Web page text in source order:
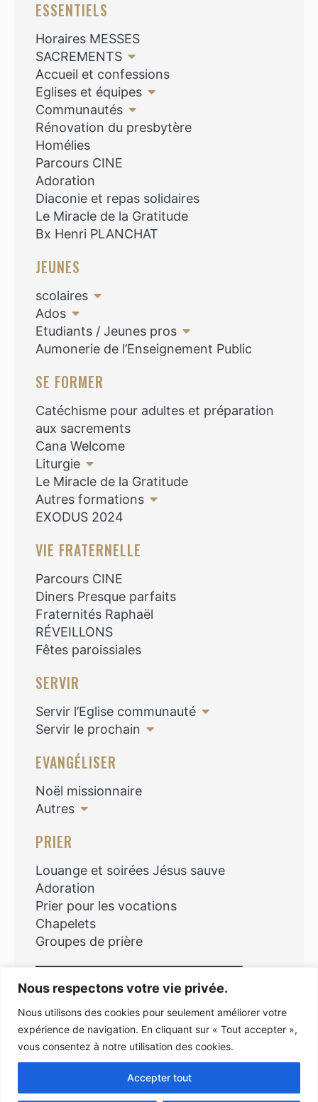
Nous respectons votre vie privée.
Nous utilisons des cookies pour seulement améliorer votre
expérience de navigation. En cliquant sur « Tout accepter »,
vous consentez à notre utilisation des cookies.
Accepter tout
ESSENTIELS
Horaires MESSES
SACREMENTS
Accueil et confessions
Eglises et équipes
Communautés
Rénovation du presbytère
Homélies
Parcours CINE
Adoration
Diaconie et repas solidaires
Le Miracle de la Gratitude
Bx Henri PLANCHAT
JEUNES
scolaires
Ados
Etudiants / Jeunes pros
Aumonerie de l’Enseignement Public
SE FORMER
Catéchisme pour adultes et préparation
aux sacrements
Cana Welcome
Liturgie
Le Miracle de la Gratitude
Autres formations
EXODUS 2024
VIE FRATERNELLE
Parcours CINE
Diners Presque parfaits
Fraternités Raphaël
RÉVEILLONS
Fêtes paroissiales
SERVIR
Servir l’Eglise communauté
Servir le prochain
EVANGÉLISER
Noël missionnaire
Autres
PRIER
Louange et soirées Jésus sauve
Adoration
Prier pour les vocations
Chapelets
Groupes de prière